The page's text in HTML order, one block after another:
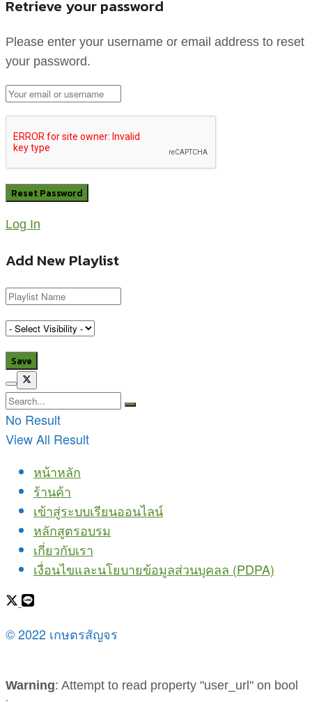
Retrieve your password
Please enter your username or email address to reset
your password.
Log In
Add New Playlist
No Result
View All Result
หน้าหลัก
ร้านค้า
เข้าสู่ระบบเรียนออนไลน์
หลักสูตรอบรม
เกี่ยวกับเรา
เงื่อนไขและนโยบายข้อมูลส่วนบุคลล (PDPA)
© 2022 เกษตรสัญจร
Warning: Attempt to read property "user_url" on bool